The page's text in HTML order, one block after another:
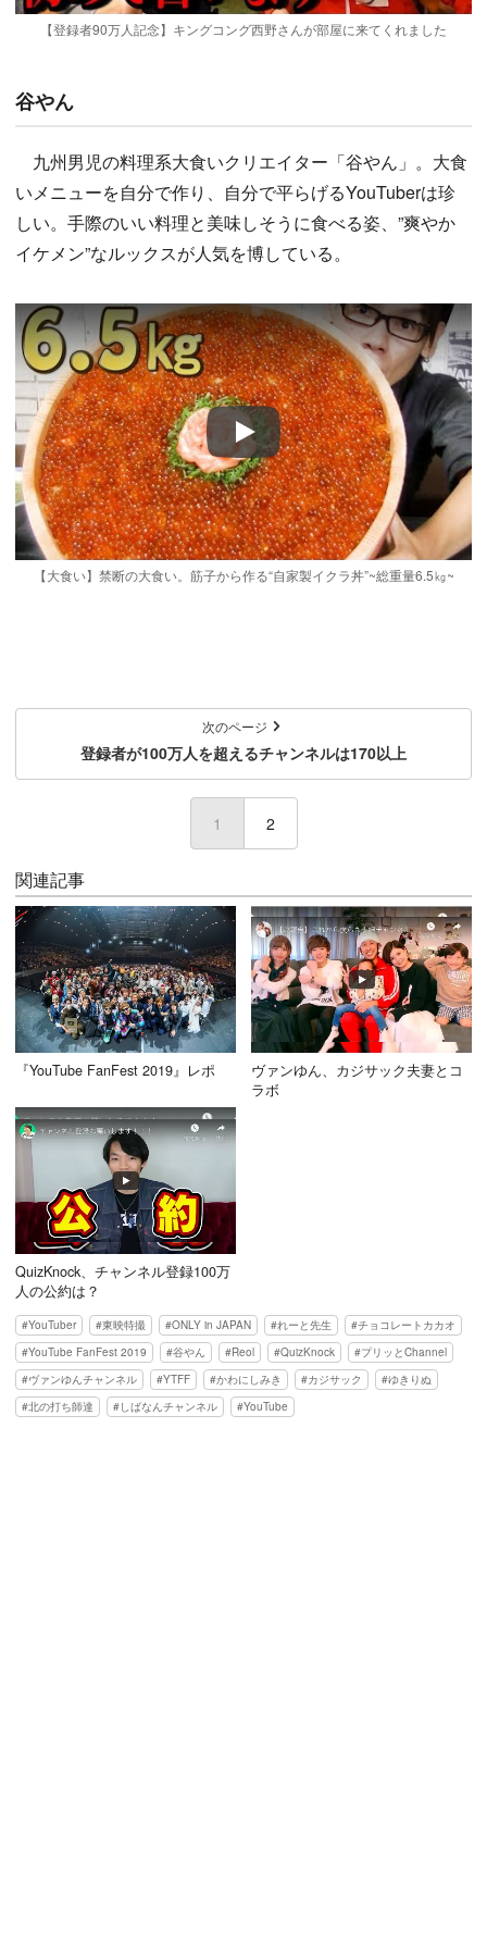
【登録者90万人記念】キングコング西野さんが部屋に来てくれました
谷やん
九州男児の料理系大食いクリエイター「谷やん」。大食
いメニューを自分で作り、自分で平らげるYouTuberは珍
しい。手際のいい料理と美味しそうに食べる姿、”爽やか
イケメン”なルックスが人気を博している。
Play
【大食い】禁断の大食い。筋子から作る“自家製イクラ丼”~総重量6.5㎏~
次のページ
登録者が100万人を超えるチャンネルは170以上
1 (current)
2
関連記事
『YouTube FanFest 2019』レポ
ヴァンゆん、カジサック夫妻とコ
ラボ
QuizKnock、チャンネル登録100万
人の公約は？
YouTuber 東映特撮 ONLY in JAPAN れーと先生
チョコレートカカオ
YouTube FanFest 2019
谷やん Reol QuizKnock
プリッとChannel
ヴァンゆんチャンネル
YTFF かわにしみき カジサック
ゆきりぬ
北の打ち師達
しばなんチャンネル YouTube